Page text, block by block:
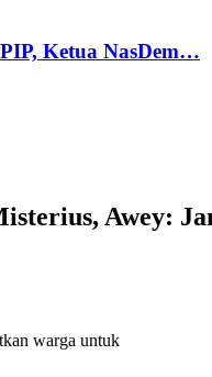
Ketua NasDem…
Awey:
warga untuk